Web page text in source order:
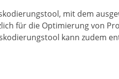
mit dem
für die Optimierung von
kann zudem